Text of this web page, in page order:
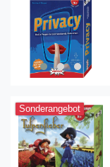
Sonderangebot